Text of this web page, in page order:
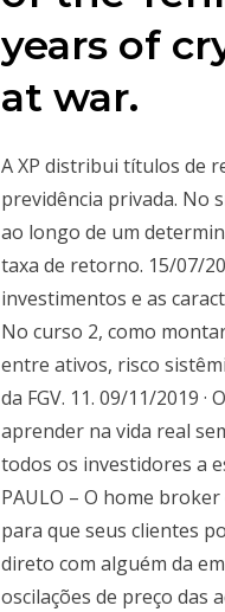
years of
at war.
A XP distribui títulos de
previdência privada. No
ao longo de um
taxa de retorno. 15/07/
investimentos e as
No curso 2, como
entre ativos, risco
da FGV. 11. 09/11/2019
aprender na vida real
todos os investidores a
PAULO – O home
para que seus clientes
direto com alguém da
oscilações de preço das